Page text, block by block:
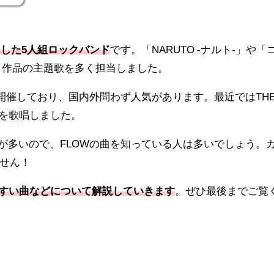
た5人組ロックバンドです。「NARUTO -ナルト-」や「
品の主題歌を多く担当しました。
しており、国内外問わず人気があります。最近では
歌唱しました。
多いので、FLOWの曲を知っている人は多いでしょう。
ん！
い曲などについて解説していきます 。ぜひ最後までご覧